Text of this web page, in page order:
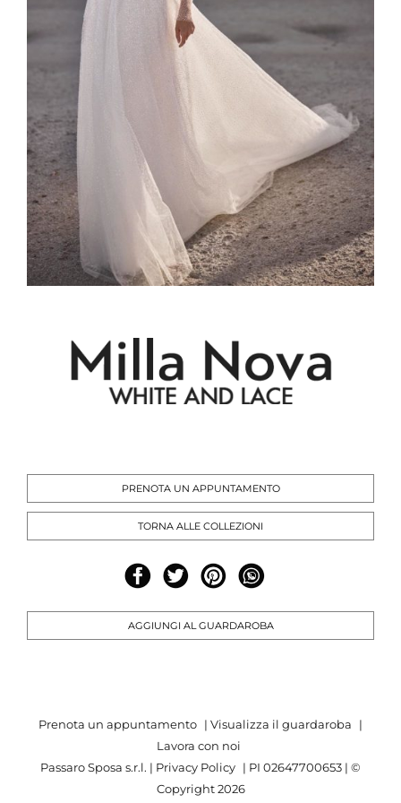
PRENOTA UN APPUNTAMENTO
TORNA ALLE COLLEZIONI
AGGIUNGI AL GUARDAROBA
Prenota un appuntamento | Visualizza il guardaroba
|
Lavora con noi
Passaro Sposa s.r.l. | Privacy Policy | PI 02647700653 | ©
Copyright2026